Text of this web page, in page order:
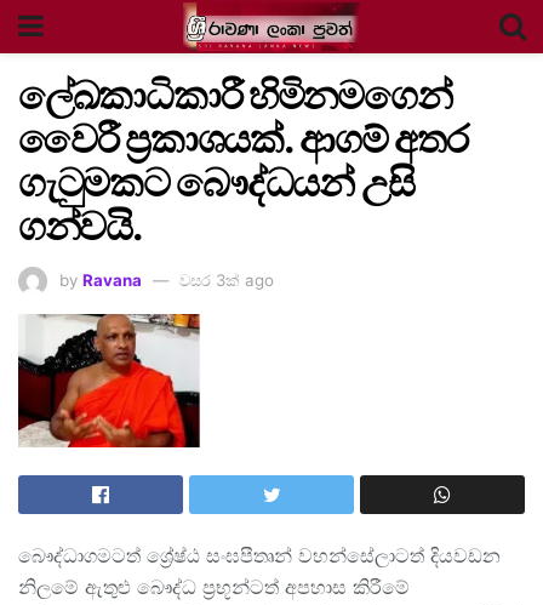
ලේඛකාධිකාරී හිමිනමගෙන්
වෛරී ප්‍රකාශයක්. ආගම් අතර
ගැටුමකට බෞද්ධයන් උසි
ගන්වයි.
by Ravana වසර 3ක් ago
බෞද්ධාගමටත් ශ්‍රේෂ්ඨ සංඝපීතෘන් වහන්සේලාටත් දියවඩන
නිලමේ ඇතුළු බෞද්ධ ප්‍රභූන්ටත් අපහාස කිරීමේ